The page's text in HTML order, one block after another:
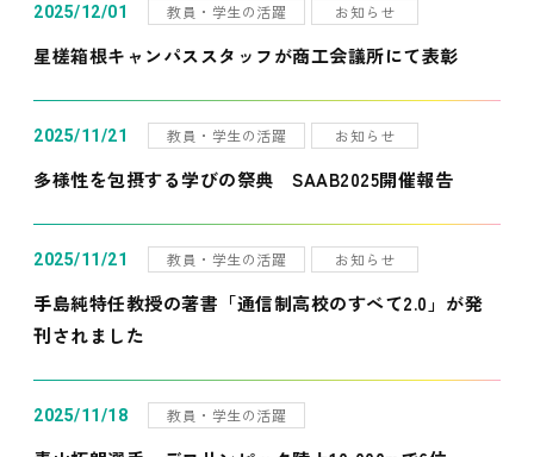
2025/12/01 教員・学生の活躍 お知らせ
星槎箱根キャンパススタッフが商工会議所にて表彰
2025/11/21 教員・学生の活躍 お知らせ
多様性を包摂する学びの祭典 SAAB2025開催報告
2025/11/21 教員・学生の活躍 お知らせ
手島純特任教授の著書「通信制高校のすべて2.0」が発
刊されました
2025/11/18 教員・学生の活躍